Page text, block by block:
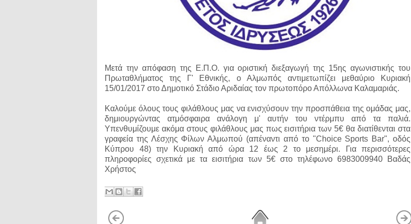
Μετά την απόφαση της Ε.Π.Ο. για οριστική διεξαγωγή της 15ης αγωνιστικής του
Πρωταθλήματος της Γ' Εθνικής, ο Αλμωπός αντιμετωπίζει μεθαύριο Κυριακή
15/01/2017 στο Δημοτικό Στάδιο Αριδαίας τον πρωτοπόρο Απόλλωνα Καλαμαριάς.
Καλούμε όλους τους φιλάθλους μας να ενισχύσουν την προσπάθεια της ομάδας μας,
δημιουργώντας ατμόσφαιρα ανάλογη μ' αυτήν του ντέρμπυ από τα παλιά.
Υπενθυμίζουμε ακόμα στους φιλάθλους μας πως εισιτήρια των 5€ θα διατίθενται στα
γραφεία της Λέσχης Φίλων Αλμωπού (απέναντι από το "Choice Sports Bar", οδός
Κύπρου 48) την Κυριακή από ώρα 12 έως 2 το μεσημέρι. Για περισσότερες
πληροφορίες σχετικά με τα εισιτήρια των 5€ στο τηλέφωνο 6983009940 Βαδάς
Χρήστος